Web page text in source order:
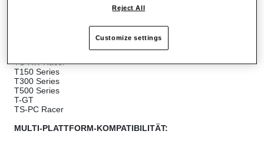
ausgestattet sind), die nicht von Thrustmaster® stammen,
Ferrari 458 Spider Racing Wheel
TX Racing Wheel Series
TS-XW Racer
T150 Series
T300 Series
T500 Series
T-GT
TS-PC Racer
MULTI-PLATTFORM-KOMPATIBILITÄT:
Reject All
Customize settings